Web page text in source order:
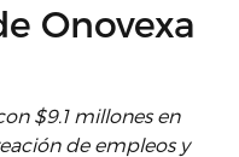
Onovexa
$9.1 millones en
de empleos y